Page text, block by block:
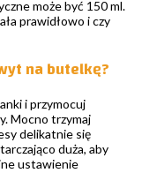
może być 150 ml.
prawidłowo i czy
na butelkę?
i przymocuj
Mocno trzymaj
delikatnie się
duża, aby
ustawienie